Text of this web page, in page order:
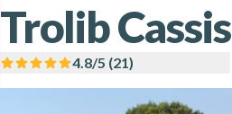
Trolib Cassis
4.8/5 (21)